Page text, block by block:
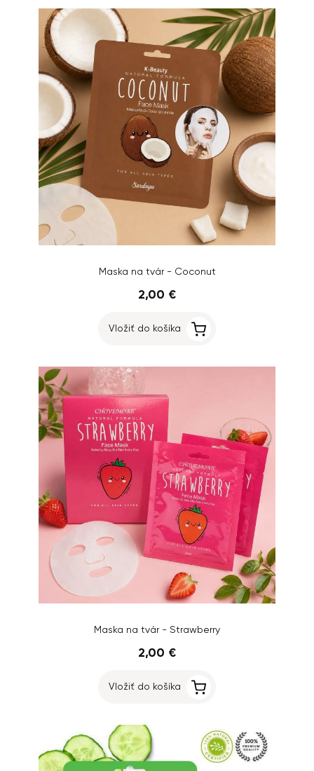
Maska na tvár - Coconut
2,00 €
Vložiť do košíka
Maska na tvár - Strawberry
2,00 €
Vložiť do košíka